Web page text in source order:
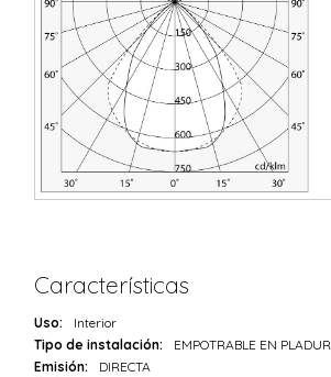
Características
Uso:
Interior
Tipo de instalación:
EMPOTRABLE EN PLADUR
Emisión:
DIRECTA